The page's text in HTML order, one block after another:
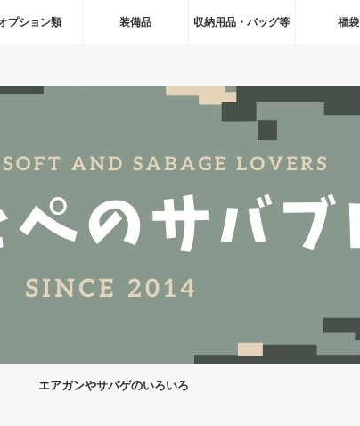
プション類 装備品 収納用品・バッグ等 福袋
エアガンやサバゲのいろいろ